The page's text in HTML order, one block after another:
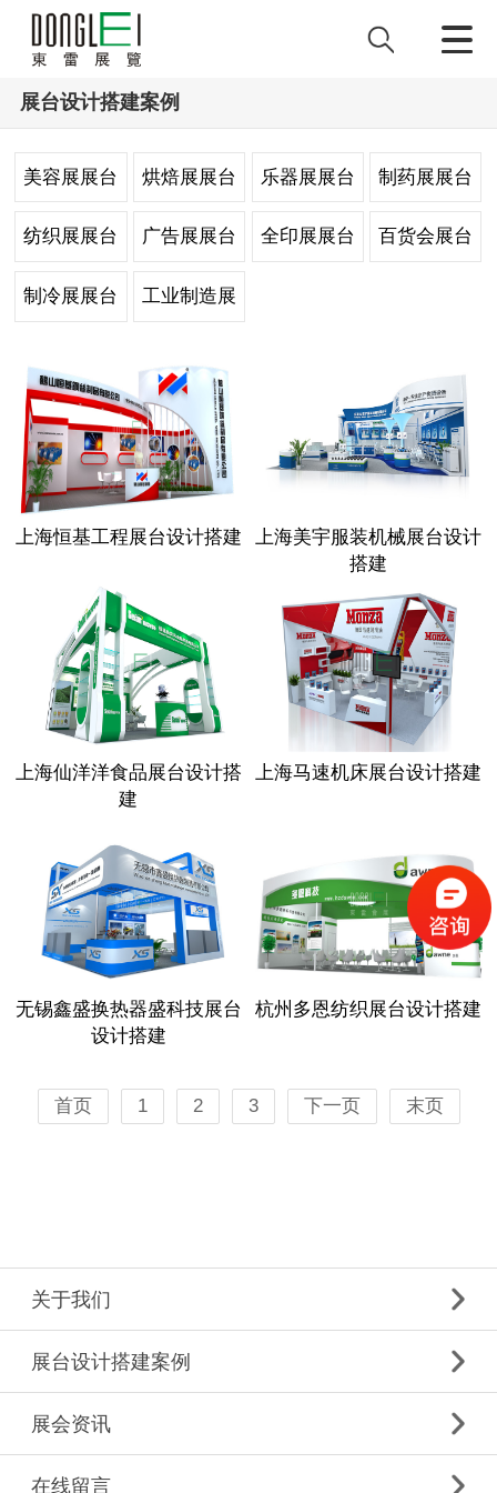
展台设计搭建案例
美容展展台
设计
烘焙展展台
设计
乐器展展台
设计
制药展展台
设计
纺织展展台
设计
广告展展台
设计
全印展展台 百货会展台
制冷展展台 工业制造展
上海恒基工程展台设计搭建
上海美宇服装机械展台设计
搭建
上海仙洋洋食品展台设计搭
建
上海马速机床展台设计搭建
无锡鑫盛换热器盛科技展台
设计搭建
杭州多恩纺织展台设计搭建
首页 1 2 3 下一页 末页
关于我们
展台设计搭建案例
展会资讯
在线留言